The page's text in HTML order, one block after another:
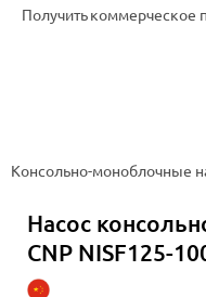
Получитькоммерческое
Консольно-моноблочные
Насос
CNP NISF125-